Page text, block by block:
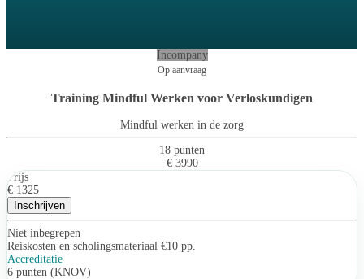
Incompany
Op aanvraag
Training Mindful Werken voor Verloskundigen
Mindful werken in de zorg
18 punten
€ 3990
Prijs
€ 1325
Inschrijven
Niet inbegrepen
Reiskosten en scholingsmateriaal €10 pp.
Accreditatie
6 punten (KNOV)